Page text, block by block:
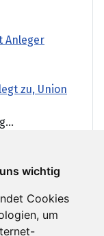
wichtig
Cookies
um
Anleger
zu, Union
Was
B.: